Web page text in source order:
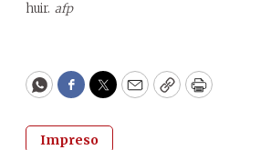
huir. afp
WhatsApp
Facebook
Twitter
EmailCopyPrint
Impreso